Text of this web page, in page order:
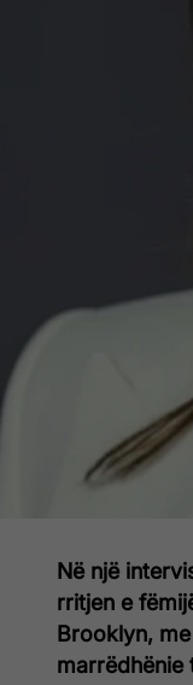
Në një
rritjen e
Brooklyn,
marrëdhënie